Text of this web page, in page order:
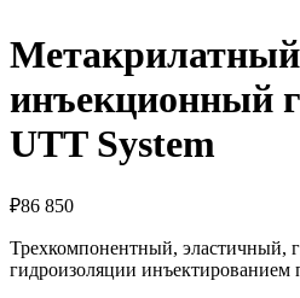
Метакрилатный
инъекционный
UTT System
₽86 850
Трехкомпонентный, эластичный,
гидроизоляции инъектированием